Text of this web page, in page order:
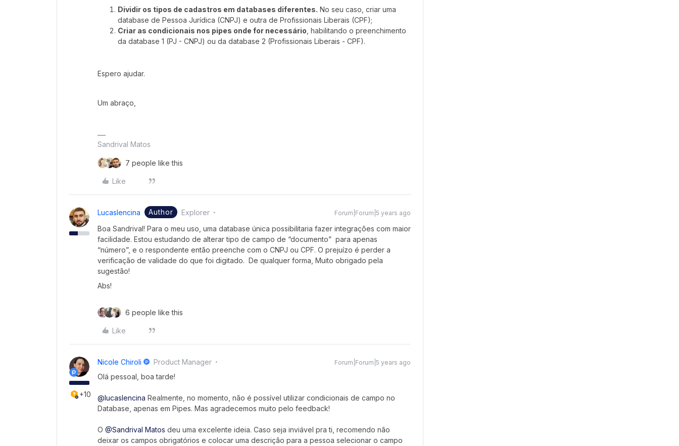
Dividir os tipos de cadastros em databases diferentes. No seu caso, criar uma
database de Pessoa Jurídica (CNPJ) e outra de Profissionais Liberais (CPF);
Criar as condicionais nos pipes onde for necessário , habilitando o preenchimento
da database 1 (PJ - CNPJ) ou da database 2 (Profissionais Liberais - CPF).
Espero ajudar.
Um abraço,
Sandrival Matos
7 people like this
Like
Lucaslencina Author Explorer Forum|Forum|5 years ago
Boa Sandrival! Para o meu uso, uma database única possibilitaria fazer integrações com maior
facilidade. Estou estudando de alterar tipo de campo de “documento” para apenas
“número”, e o respondente então preenche com o CNPJ ou CPF. O prejuízo é perder a
verificação de validade do que foi digitado. De qualquer forma, Muito obrigado pela
sugestão!
Abs!
6 people like this
Like
+10
Nicole Chiroli Product Manager Forum|Forum|5 years ago
Olá pessoal, boa tarde!
@lucaslencina Realmente, no momento, não é possível utilizar condicionais de campo no
Database, apenas em Pipes. Mas agradecemos muito pelo feedback!
O @Sandrival Matos deu uma excelente ideia. Caso seja inviável pra ti, recomendo não
deixar os campos obrigatórios e colocar uma descrição para a pessoa selecionar o campo